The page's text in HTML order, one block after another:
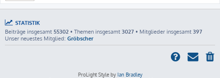
STATISTIK
Beiträge insgesamt 55302 • Themen insgesamt 3027 • Mitglieder insgesamt 397
Unser neuestes Mitglied: Gröbscher
ProLight Style by Ian Bradley